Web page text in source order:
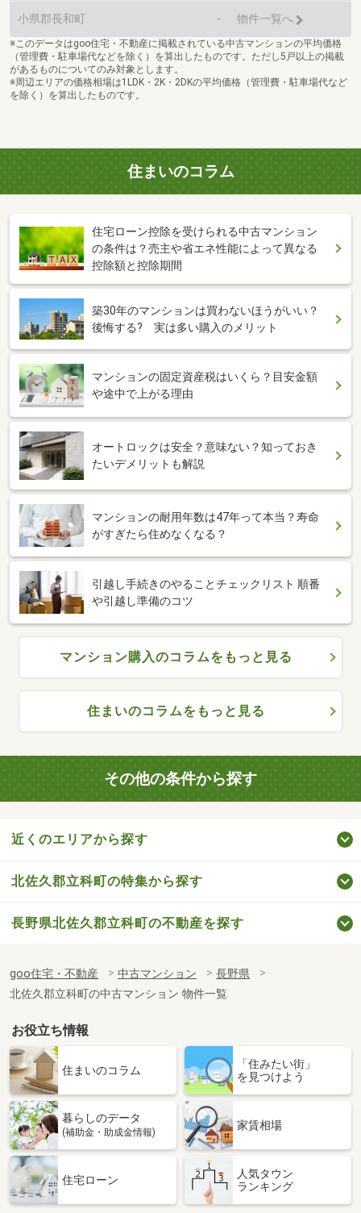
小県郡長和町 - 物件一覧へ
※このデータはgoo住宅・不動産に掲載されている中古マンションの平均価格
（管理費・駐車場代などを除く）を算出したものです。ただし5戸以上の掲載
があるものについてのみ対象とします。
※周辺エリアの価格相場は1LDK・2K・2DKの平均価格（管理費・駐車場代など
を除く）を算出したものです。
住まいのコラム
住宅ローン控除を受けられる中古マンション
の条件は？売主や省エネ性能によって異なる
控除額と控除期間
築30年のマンションは買わないほうがいい？
後悔する? 実は多い購入のメリット
マンションの固定資産税はいくら？目安金額
や途中で上がる理由
オートロックは安全？意味ない？知っておき
たいデメリットも解説
マンションの耐用年数は47年って本当？寿命
がすぎたら住めなくなる？
引越し手続きのやることチェックリスト 順番
や引越し準備のコツ
マンション購入のコラムをもっと見る
住まいのコラムをもっと見る
その他の条件から探す
近くのエリアから探す
北佐久郡立科町の特集から探す
長野県北佐久郡立科町の不動産を探す
goo住宅・不動産 中古マンション
長野県
北佐久郡立科町の中古マンション 物件一覧
お役立ち情報
住まいのコラム
「住みたい街」
を見つけよう
暮らしのデータ
(補助金・助成金情報)
家賃相場
住宅ローン
人気タウン
ランキング